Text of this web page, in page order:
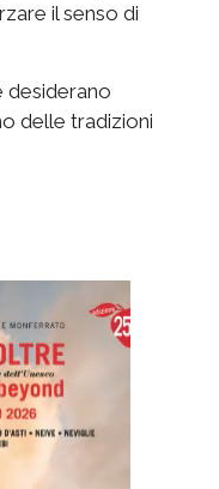
il senso di
desiderano
delle tradizioni